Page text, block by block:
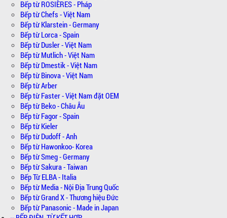
Bếp từ ROSIÈRES - Pháp
Bếp từ Chefs - Việt Nam
Bếp từ Klarstein - Germany
Bếp từ Lorca - Spain
Bếp từ Dusler - Việt Nam
Bếp từ Mutlich - Việt Nam
Bếp từ Dmestik - Việt Nam
Bếp từ Binova - Việt Nam
Bếp từ Arber
Bếp từ Faster - Việt Nam đặt OEM
Bếp từ Beko - Châu Âu
Bếp từ Fagor - Spain
Bếp từ Kieler
Bếp từ Dudoff - Anh
Bếp từ Hawonkoo- Korea
Bếp từ Smeg - Germany
Bếp từ Sakura - Taiwan
Bếp Từ ELBA - Italia
Bếp từ Media - Nội Địa Trung Quốc
Bếp từ Grand X - Thương hiệu Đức
Bếp từ Panasonic - Made in Japan